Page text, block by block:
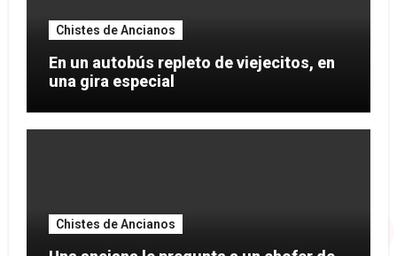
Chistes de Ancianos
En un autobús repleto de viejecitos, en
una gira especial
Chistes de Ancianos